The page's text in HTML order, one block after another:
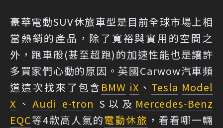
豪華電動SUV休旅車型是目前全球市場上相
當熱銷的產品，除了寬裕與實用的空間之
外，跑車般(甚至超跑)的加速性能也是讓許
多買家們心動的原因。英國Carwow汽車頻
道這次找來了包含 BMW iX 、 Tesla Model
X 、 Audi e-tron S以及 Mercedes-Benz
EQC等4款高人氣的電動休旅 ，看看哪一輛